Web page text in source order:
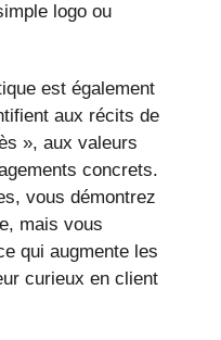
logo ou
est également
aux récits de
», aux valeurs
concrets.
vous démontrez
mais vous
qui augmente les
curieux en client